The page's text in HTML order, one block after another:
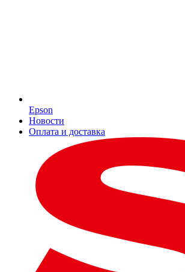
Epson
Новости
Оплата и доставка